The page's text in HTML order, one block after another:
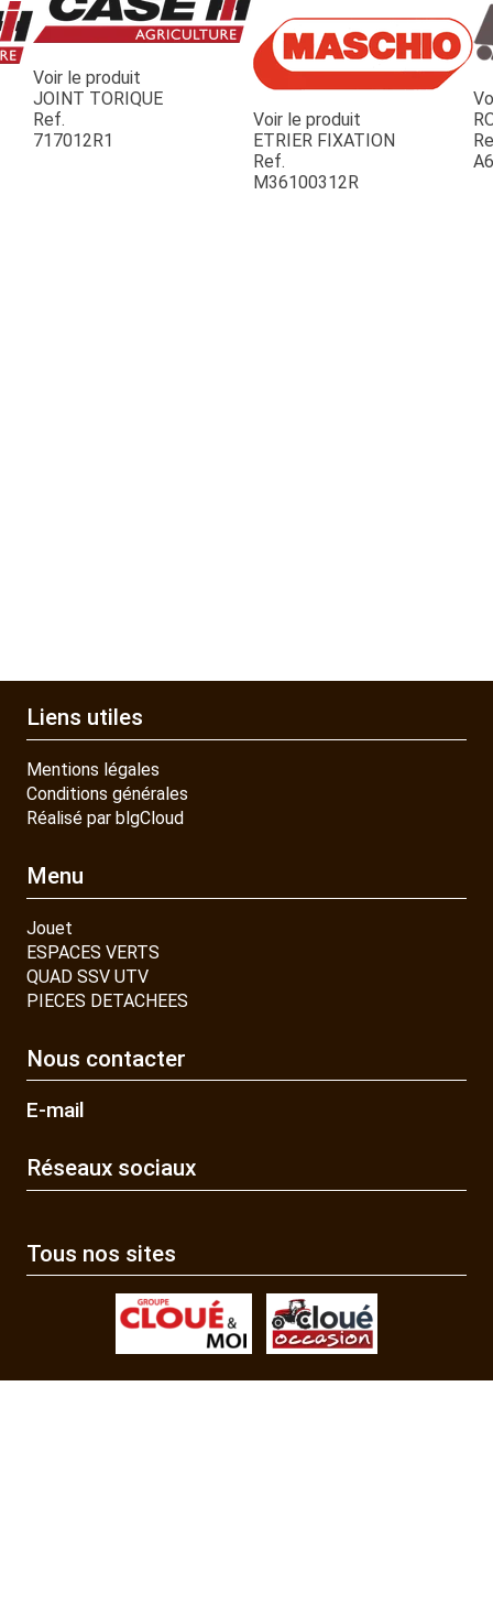
JOUET
ESPACES VERTS
Voir le produit
JOINT TORIQUE
Ref.
717012R1
Voir le produit
ETRIER FIXATION
Ref.
M36100312R
Liens utiles
Mentions légales
Conditions générales
Réalisé par blgCloud
Menu
Jouet
ESPACES VERTS
QUAD SSV UTV
PIECES DETACHEES
Nous contacter
E-mail
Réseaux sociaux
Tous nos sites